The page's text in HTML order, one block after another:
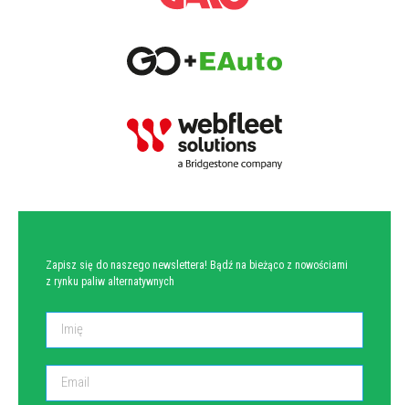
Zapisz się do naszego newslettera! Bądź na bieżąco z nowościami
z rynku paliw alternatywnych